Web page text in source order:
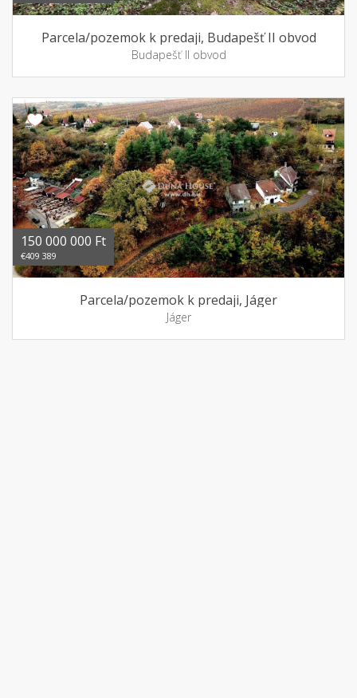
Parcela/pozemok k predaji, Budapešť II obvod
Budapešť II obvod
150 000 000 Ft
€409 389
Parcela/pozemok k predaji, Jáger
Jáger